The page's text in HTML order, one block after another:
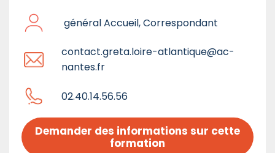
général Accueil, Correspondant
contact.greta.loire-atlantique@ac-
nantes.fr
02.40.14.56.56
Demander des informations sur cette
formation